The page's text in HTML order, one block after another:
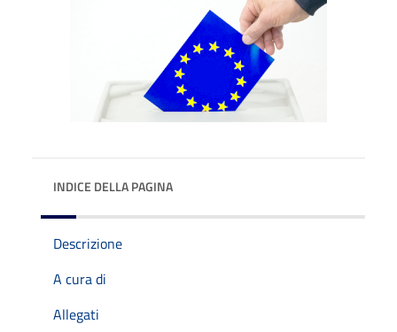
INDICE DELLA PAGINA
Descrizione
A cura di
Allegati